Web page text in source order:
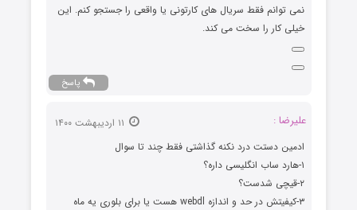
نمی توانم فقط سریال های کارتونی یا واقعی را جستجو کنم. این
خیلی کار را سخت می کند.
پاسخ
علیرضا :
ادمین دستت درد نکنه گذاشتی فقط چند تا سوال
۱-هارد ساب انگلیسی داره؟
۲-قیچی شدست؟
۳-کیفیتش در حد و اندازه webdl هست یا برای بلوری یه ماه